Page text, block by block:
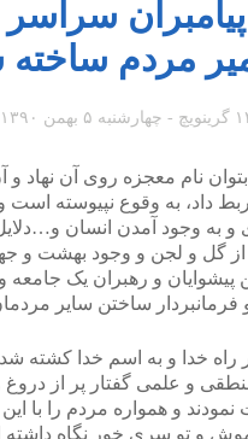
مردم ساخته
۱۳۹۰
نام معجزه روی آن نهاد و
به وقوع نپیوسته است
به وجود آمدن انسان
از گل و لجن و وجود بهشت و
و رهبران یک جامعه
فرمانبردار ساختن سایر
راه خدا و به اسم خدا کشته
و علمی گفتار پر از
و همواره مردم را با
و تو سری خور نگاه داشته